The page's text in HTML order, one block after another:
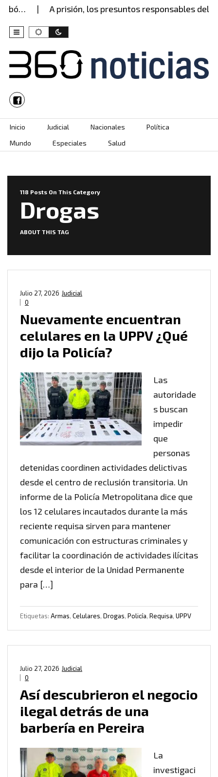
A prisión, los presuntos responsables del robo
Skip to content
Inicio Judicial Nacionales
Política
Mundo
Especiales Salud
118 Posts On This Category
Drogas
ABOUT THIS TAG
Judicial
Julio 27, 2026
0
Nuevamente encuentran
celulares en la UPPV ¿Qué
dijo la Policía?
Las
autoridade
s buscan
impedir
que
personas
detenidas coordinen actividades delictivas
desde el centro de reclusión transitoria. Un
informe de la Policía Metropolitana dice que
los 12 celulares incautados durante la más
reciente requisa sirven para mantener
comunicación con estructuras criminales y
facilitar la coordinación de actividades ilícitas
desde el interior de la Unidad Permanente
para […]
Etiquetas: Armas, Celulares, Drogas, Policía, Requisa, UPPV
Judicial
Julio 27, 2026
0
Así descubrieron el negocio
ilegal detrás de una
barbería en Pereira
La
investigaci